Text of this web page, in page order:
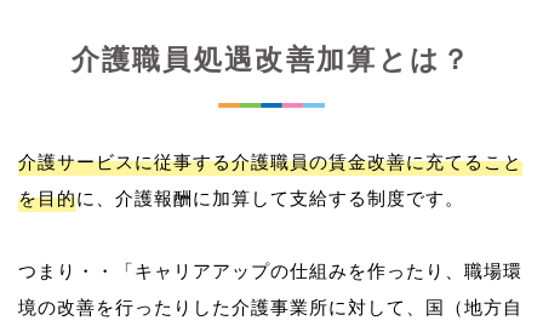
介護職員処遇改善加算とは？
介護サービスに従事する介護職員の賃金改善に充てること
を目的に、介護報酬に加算して支給する制度です。
つまり・・「キャリアアップの仕組みを作ったり、職場環
境の改善を行ったりした介護事業所に対して、国（地方自